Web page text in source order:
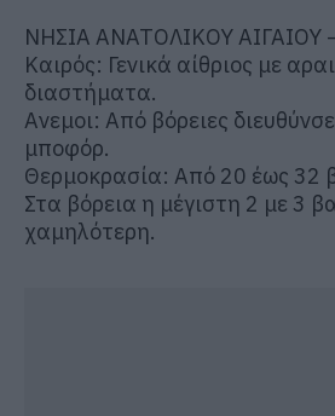
ΝΗΣΙΑ ΑΝΑΤΟΛΙΚΟΥ
Καιρός: Γενικά αίθριος με
διαστήματα.
Ανεμοι: Από βόρειες
μποφόρ.
Θερμοκρασία: Από 20 έως 32
Στα βόρεια η μέγιστη 2 με 3
χαμηλότερη.